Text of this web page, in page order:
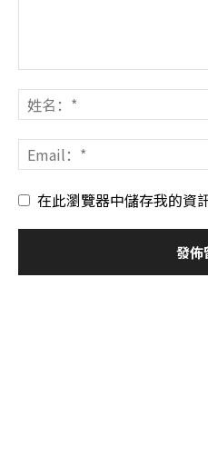
在此瀏覽器中儲存我的資